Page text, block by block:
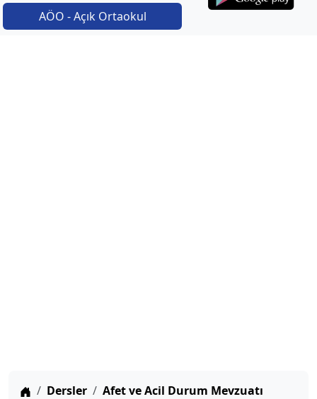
AÖO - Açık Ortaokul
Anasayfa
Dersler
Afet ve Acil Durum Mevzuatı